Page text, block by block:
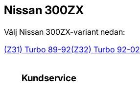
Nissan 300ZX
Välj Nissan 300ZX-variant nedan:
(Z31) Turbo 89-92(Z32) Turbo 92-02
Kundservice